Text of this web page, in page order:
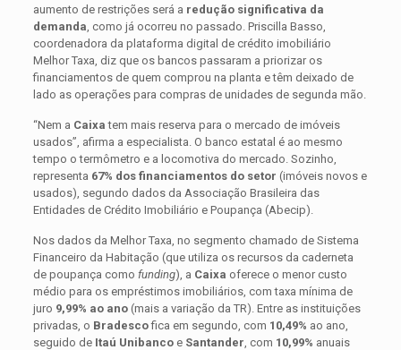
aumento de restrições será a redução significativa da
demanda , como já ocorreu no passado. Priscilla Basso,
coordenadora da plataforma digital de crédito imobiliário
Melhor Taxa, diz que os bancos passaram a priorizar os
financiamentos de quem comprou na planta e têm deixado de
lado as operações para compras de unidades de segunda mão.
“Nem a Caixa tem mais reserva para o mercado de imóveis
usados”, afirma a especialista. O banco estatal é ao mesmo
tempo o termômetro e a locomotiva do mercado. Sozinho,
representa 67% dos financiamentos do setor (imóveis novos e
usados), segundo dados da Associação Brasileira das
Entidades de Crédito Imobiliário e Poupança (Abecip).
Nos dados da Melhor Taxa, no segmento chamado de Sistema
Financeiro da Habitação (que utiliza os recursos da caderneta
de poupança como funding), a Caixa oferece o menor custo
médio para os empréstimos imobiliários, com taxa mínima de
juro 9,99% ao ano(mais a variação da TR). Entre as instituições
privadas, o Bradescofica em segundo, com 10,49% ao ano,
seguido de Itaú Unibancoe Santander , com 10,99% anuais